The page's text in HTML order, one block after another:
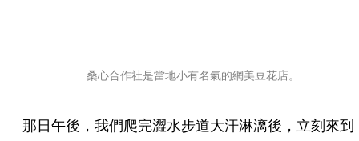
桑心合作社是當地小有名氣的網美豆花店。
那日午後，我們爬完澀水步道大汗淋漓後，立刻來到